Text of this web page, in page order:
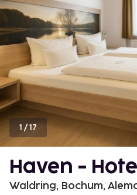
1 /17
Haven -
Waldring, Bochum,